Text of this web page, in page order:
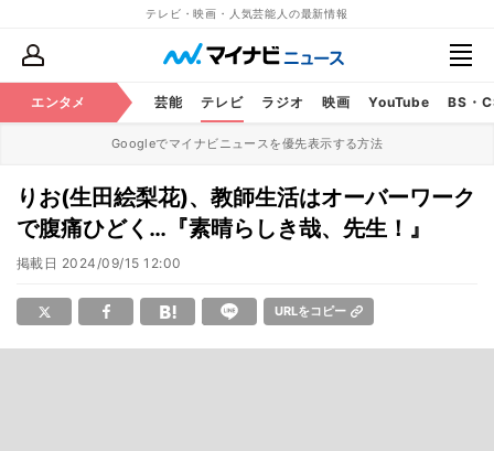
テレビ・映画・人気芸能人の最新情報
エンタメ 芸能 テレビ ラジオ 映画 YouTube BS・
Googleでマイナビニュースを優先表示する方法
りお(生田絵梨花)、教師生活はオーバーワーク
で腹痛ひどく…『素晴らしき哉、先生！』
掲載日 2024/09/15 12:00
URLをコピー